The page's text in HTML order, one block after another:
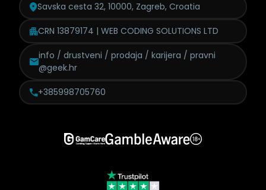
Savska cesta 32, 10000, Zagreb, Croatia
CRN 13879174 | WEB CODING SOLUTIONS LTD
info / drustveni / prodaja / karijera / pravni
@geek.hr
+385998705760